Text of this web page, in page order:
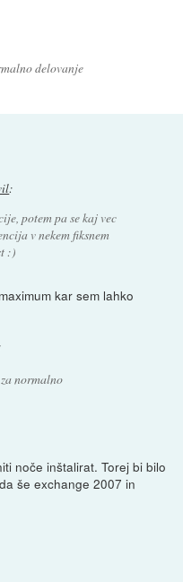
delovanje
:
potem pa se kaj vec
v nekem fiksnem
:)
kar sem lahko
normalno
noče inštalirat. Torej bi bilo
še exchange 2007 in